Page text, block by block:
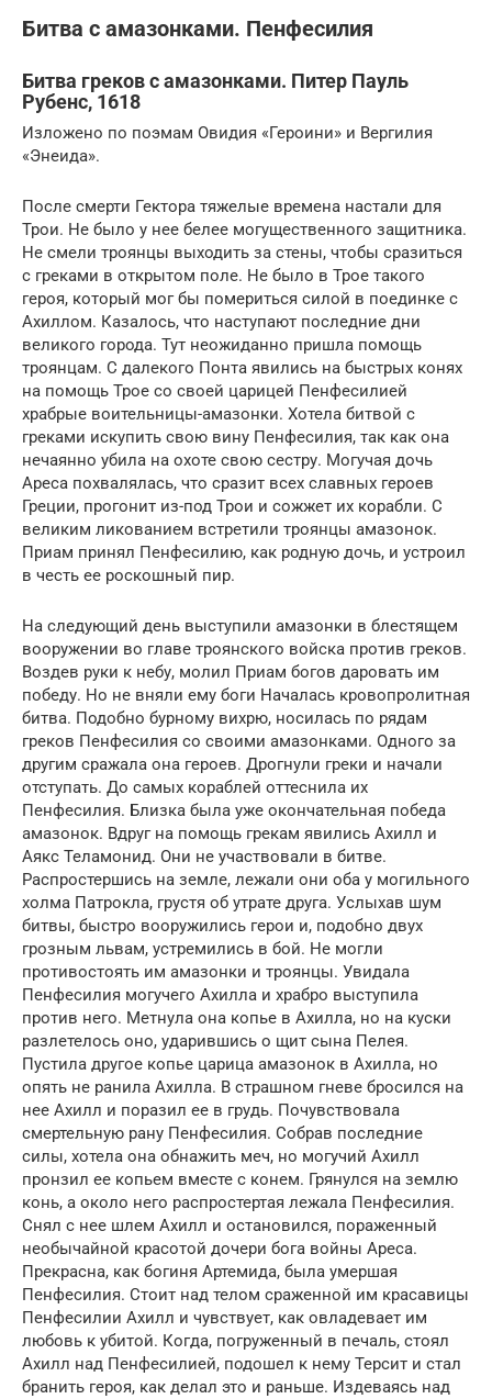
Битва с амазонками. Пенфесилия
Битва греков с амазонками. Питер Пауль
Рубенс, 1618
Изложено по поэмам Овидия «Героини» и Вергилия
«Энеида».
После смерти Гектора тяжелые времена настали для
Трои. Не было у нее белее могущественного защитника.
Не смели троянцы выходить за стены, чтобы сразиться
с греками в открытом поле. Не было в Трое такого
героя, который мог бы помериться силой в поединке с
Ахиллом. Казалось, что наступают последние дни
великого города. Тут неожиданно пришла помощь
троянцам. С далекого Понта явились на быстрых конях
на помощь Трое со своей царицей Пенфесилией
храбрые воительницы-амазонки. Хотела битвой с
греками искупить свою вину Пенфесилия, так как она
нечаянно убила на охоте свою сестру. Могучая дочь
Ареса похвалялась, что сразит всех славных героев
Греции, прогонит из-под Трои и сожжет их корабли. С
великим ликованием встретили троянцы амазонок.
Приам принял Пенфесилию, как родную дочь, и устроил
в честь ее роскошный пир.
На следующий день выступили амазонки в блестящем
вооружении во главе троянского войска против греков.
Воздев руки к небу, молил Приам богов даровать им
победу. Но не вняли ему боги Началась кровопролитная
битва. Подобно бурному вихрю, носилась по рядам
греков Пенфесилия со своими амазонками. Одного за
другим сражала она героев. Дрогнули греки и начали
отступать. До самых кораблей оттеснила их
Пенфесилия. Близка была уже окончательная победа
амазонок. Вдруг на помощь грекам явились Ахилл и
Аякс Теламонид. Они не участвовали в битве.
Распростершись на земле, лежали они оба у могильного
холма Патрокла, грустя об утрате друга. Услыхав шум
битвы, быстро вооружились герои и, подобно двух
грозным львам, устремились в бой. Не могли
противостоять им амазонки и троянцы. Увидала
Пенфесилия могучего Ахилла и храбро выступила
против него. Метнула она копье в Ахилла, но на куски
разлетелось оно, ударившись о щит сына Пелея.
Пустила другое копье царица амазонок в Ахилла, но
опять не ранила Ахилла. В страшном гневе бросился на
нее Ахилл и поразил ее в грудь. Почувствовала
смертельную рану Пенфесилия. Собрав последние
силы, хотела она обнажить меч, но могучий Ахилл
пронзил ее копьем вместе с конем. Грянулся на землю
конь, а около него распростертая лежала Пенфесилия.
Снял с нее шлем Ахилл и остановился, пораженный
необычайной красотой дочери бога войны Ареса.
Прекрасна, как богиня Артемида, была умершая
Пенфесилия. Стоит над телом сраженной им красавицы
Пенфесилии Ахилл и чувствует, как овладевает им
любовь к убитой. Когда, погруженный в печаль, стоял
Ахилл над Пенфесилией, подошел к нему Терсит и стал
бранить героя, как делал это и раньше. Издеваясь над